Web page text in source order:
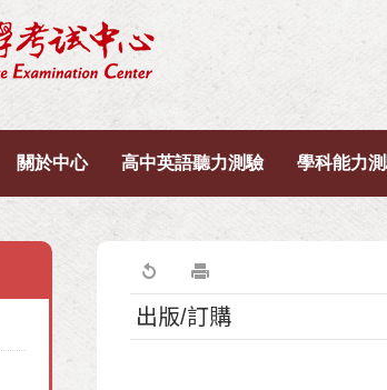
關於中心 高中英語聽力測驗 學科能力
出版/訂購